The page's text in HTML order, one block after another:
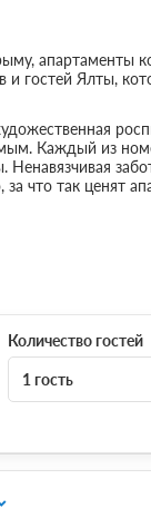
апартаменты
гостей Ялты,
Каждый из
что так ценят
Количество гостей
1 гость